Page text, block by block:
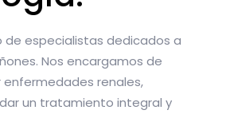
de especialistas dedicados a
Nos encargamos de
renales,
un tratamiento integral y